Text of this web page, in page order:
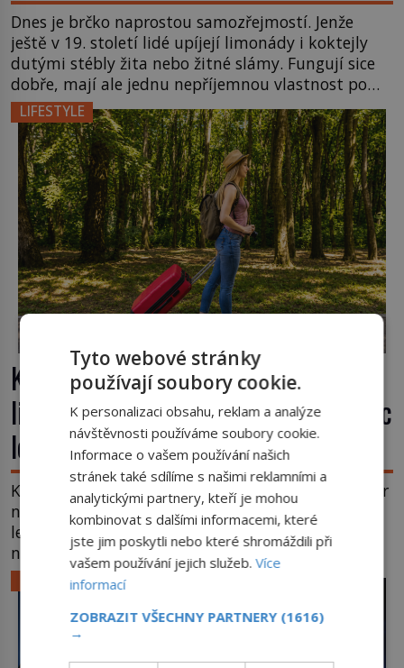
Dnes je brčko naprostou samozřejmostí. Jenže
ještě v 19. století lidé upíjejí limonády i koktejly
dutými stébly žita nebo žitné slámy. Fungují sice
dobře, mají ale jednu nepříjemnou vlastnost po
chvíli se rozmáčejí a nápoji dodávají travnatou
příchuť. Právě tahle drobná nepříjemnost přivede
amerického výrobce cigaretových náustků k
nápadu, který změní způsob pití po celém […]
LIFESTYLE
Kufr, který se konečně rozjede. Proč
lidé čekají na kolečka téměř pět tisíc
let?
Kolo patří k nejstarším vynálezům lidstva, ale kufr
na kolečkách se objevuje až ve 20. století. Po tisíce
let lidé vláčejí těžká zavazadla v rukou, na zádech
nebo je nakládají na povozy. Stačí přitom jediný
nápad, připevnit ke kufru kolečka. Jenže právě ten
nikdo dlouho nedostane. Až jednou se na letišti
ozve věta, která změní […]
LIFESTYLE
Tyto webové stránky
používají soubory cookie.
K personalizaci obsahu, reklam a analýze
návštěvnosti používáme soubory cookie.
Informace o vašem používání našich
stránek také sdílíme s našimi reklamními a
analytickými partnery, kteří je mohou
kombinovat s dalšími informacemi, které
jste jim poskytli nebo které shromáždili při
vašem používání jejich služeb.Více
informací
ZOBRAZIT VŠECHNY PARTNERY (1616)
→